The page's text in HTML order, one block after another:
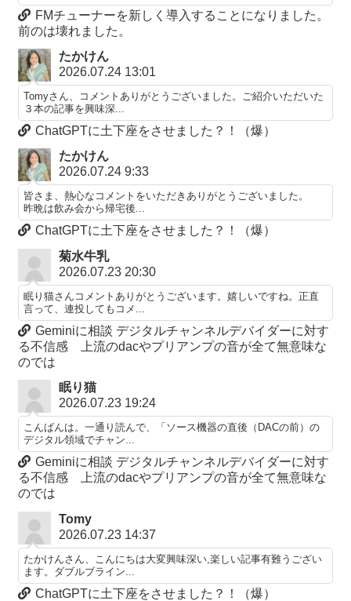
FMチューナーを新しく導入することになりました。
前のは壊れました。
たかけん
2026.07.24 13:01
Tomyさん、コメントありがとうございました。ご紹介いただいた
３本の記事を興味深...
ChatGPTに土下座をさせました？！（爆）
たかけん
2026.07.24 9:33
皆さま、熱心なコメントをいただきありがとうございました。
昨晩は飲み会から帰宅後...
ChatGPTに土下座をさせました？！（爆）
菊水牛乳
2026.07.23 20:30
眠り猫さんコメントありがとうございます。嬉しいですね。正直
言って、連投してもコメ...
Geminiに相談 デジタルチャンネルデバイダーに対す
る不信感 上流のdacやプリアンプの音が全て無意味な
のでは
眠り猫
2026.07.23 19:24
こんばんは。一通り読んで、「ソース機器の直後（DACの前）の
デジタル領域でチャン...
Geminiに相談 デジタルチャンネルデバイダーに対す
る不信感 上流のdacやプリアンプの音が全て無意味な
のでは
Tomy
2026.07.23 14:37
たかけんさん、こんにちは大変興味深い,楽しい記事有難うござい
ます。ダブルブライン...
ChatGPTに土下座をさせました？！（爆）